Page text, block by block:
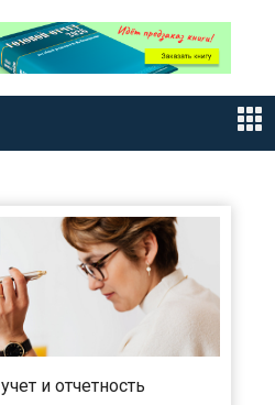
учет и отчетность